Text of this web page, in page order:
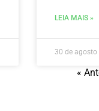
LEIA MAIS »
30 de agosto
«